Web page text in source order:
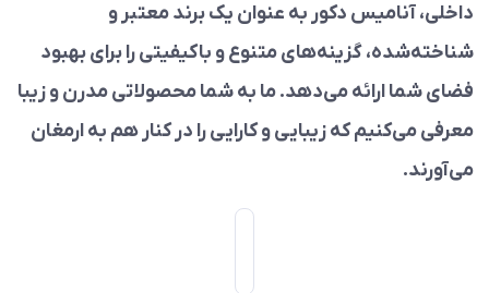
داخلی، آنامیس دکور به عنوان یک برند معتبر و
شناخته‌شده، گزینه‌های متنوع و باکیفیتی را برای بهبود
فضای شما ارائه می‌دهد. ما به شما محصولاتی مدرن و زیبا
معرفی می‌کنیم که زیبایی و کارایی را در کنار هم به ارمغان
می‌آورند.